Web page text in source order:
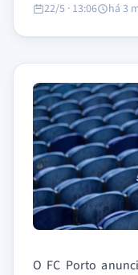
22/5 · 13:06 há 3
O FC Porto